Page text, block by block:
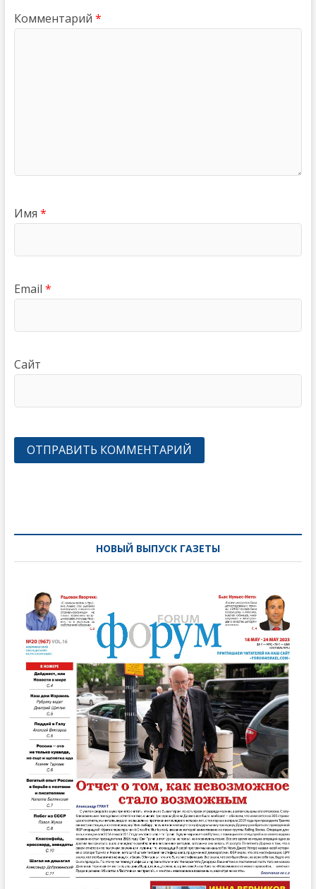
Комментарий *
Имя *
Email *
Сайт
записямНОВЫЙ ВЫПУСК ГАЗЕТЫ